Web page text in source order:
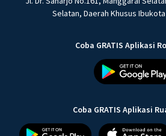
Selatan, Daerah Khusus
Coba GRATIS Aplikasi
Coba GRATIS Aplikasi